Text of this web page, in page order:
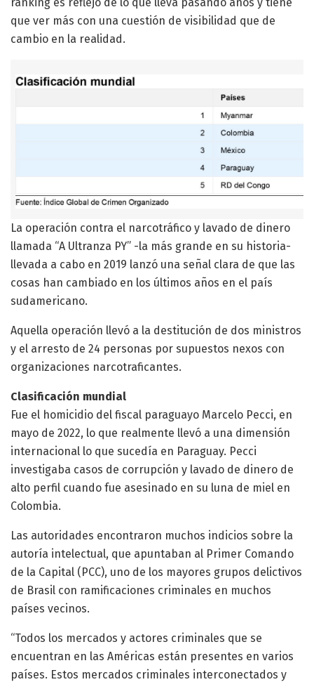
que ver más con una cuestión de visibilidad que de
cambio en la realidad.
La operación contra el narcotráfico y lavado de dinero
llamada “A Ultranza PY” -la más grande en su historia-
llevada a cabo en 2019 lanzó una señal clara de que las
cosas han cambiado en los últimos años en el país
sudamericano.
Aquella operación llevó a la destitución de dos ministros
y el arresto de 24 personas por supuestos nexos con
organizaciones narcotraficantes.
Clasificación mundial
Fue el homicidio del fiscal paraguayo Marcelo Pecci, en
mayo de 2022, lo que realmente llevó a una dimensión
internacional lo que sucedía en Paraguay. Pecci
investigaba casos de corrupción y lavado de dinero de
alto perfil cuando fue asesinado en su luna de miel en
Colombia.
Las autoridades encontraron muchos indicios sobre la
autoría intelectual, que apuntaban al Primer Comando
de la Capital (PCC), uno de los mayores grupos delictivos
de Brasil con ramificaciones criminales en muchos
países vecinos.
“Todos los mercados y actores criminales que se
encuentran en las Américas están presentes en varios
países. Estos mercados criminales interconectados y